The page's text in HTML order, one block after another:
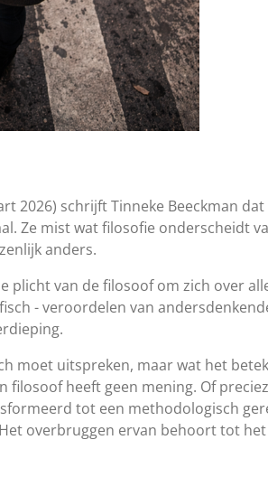
2026) schrijft Tinneke Beeckman
Ze mist wat filosofie onderscheidt
anders.
plicht van de filosoof om zich over
- veroordelen van
moet uitspreken, maar wat het
filosoof heeft geen mening. Of
tot een methodologisch
overbruggen ervan behoort tot